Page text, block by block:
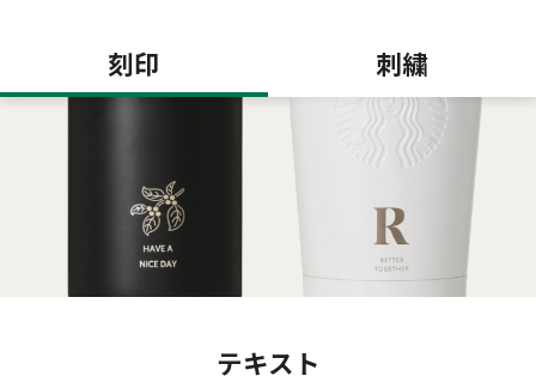
刻印 刺繍
テキスト